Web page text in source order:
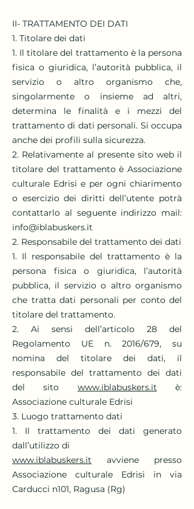
II- TRATTAMENTO DEI DATI
1. Titolare dei dati
1. Il titolare del trattamento è la persona
fisica o giuridica, l’autorità pubblica, il
servizio o altro organismo che,
singolarmente o insieme ad altri,
determina le finalità e i mezzi del
trattamento di dati personali. Si occupa
anche dei profili sulla sicurezza.
2. Relativamente al presente sito web il
titolare del trattamento è Associazione
culturale Edrisi e per ogni chiarimento
o esercizio dei diritti dell’utente potrà
contattarlo al seguente indirizzo mail:
info@iblabuskers.it
2. Responsabile del trattamento dei dati
1. Il responsabile del trattamento è la
persona fisica o giuridica, l’autorità
pubblica, il servizio o altro organismo
che tratta dati personali per conto del
titolare del trattamento.
2. Ai sensi dell’articolo 28 del
Regolamento UE n. 2016/679, su
nomina del titolare dei dati, il
responsabile del trattamento dei dati
del sito www.iblabuskers.it è:
Associazione culturale Edrisi
3. Luogo trattamento dati
1. Il trattamento dei dati generato
dall’utilizzo di
www.iblabuskers.it avviene presso
Associazione culturale Edrisi in via
Carducci n101, Ragusa (Rg)